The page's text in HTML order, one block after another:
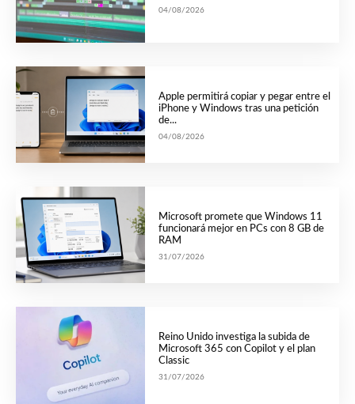
04/08/2026
Apple permitirá copiar y pegar entre el
iPhone y Windows tras una petición
de...
04/08/2026
Microsoft promete que Windows 11
funcionará mejor en PCs con 8 GB de
RAM
31/07/2026
Reino Unido investiga la subida de
Microsoft 365 con Copilot y el plan
Classic
31/07/2026